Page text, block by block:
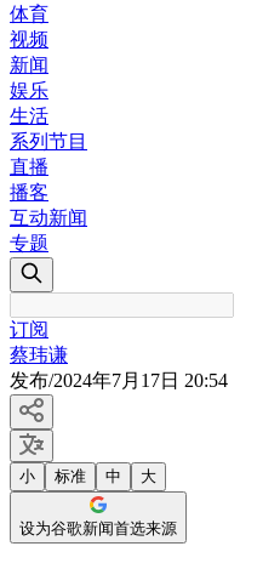
体育
视频
新闻
娱乐
生活
系列节目
直播
播客
互动新闻
专题
订阅
蔡玮谦
发布/2024年7月17日 20:54
小 标准 中 大
设为谷歌新闻首选来源